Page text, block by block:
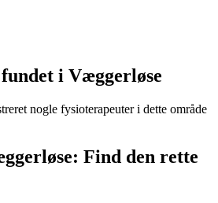
i Væggerløse
nogle fysioterapeuter i dette område
Find den rette